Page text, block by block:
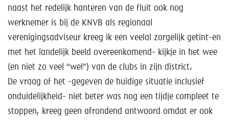
naast het redelijk hanteren van de fluit ook nog
werknemer is bij de KNVB als regionaal
verenigingsadviseur kreeg ik een veelal zorgelijk getint-en
met het landelijk beeld overeenkomend- kijkje in het wee
(en niet zo veel “wel”) van de clubs in zijn district.
De vraag of het -gegeven de huidige situatie inclusief
onduidelijkheid- niet beter was nog een tijdje compleet te
stoppen, kreeg geen afrondend antwoord omdat er ook